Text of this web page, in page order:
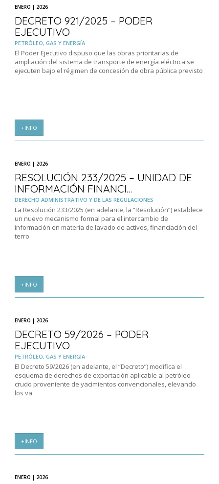
ENERO | 2026
DECRETO 921/2025 – PODER
EJECUTIVO
PETRÓLEO, GAS Y ENERGÍA
El Poder Ejecutivo dispuso que las obras prioritarias de
ampliación del sistema de transporte de energía eléctrica se
ejecuten bajo el régimen de concesión de obra pública previsto
+INFO
ENERO | 2026
RESOLUCIÓN 233/2025 – UNIDAD DE
INFORMACIÓN FINANCI…
DERECHO ADMINISTRATIVO Y DE LAS REGULACIONES
La Resolución 233/2025 (en adelante, la “Resolución”) establece
un nuevo mecanismo formal para el intercambio de
información en materia de lavado de activos, financiación del
terro
+INFO
ENERO | 2026
DECRETO 59/2026 – PODER
EJECUTIVO
PETRÓLEO, GAS Y ENERGÍA
El Decreto 59/2026 (en adelante, el “Decreto”) modifica el
esquema de derechos de exportación aplicable al petróleo
crudo proveniente de yacimientos convencionales, elevando
los va
+INFO
ENERO | 2026